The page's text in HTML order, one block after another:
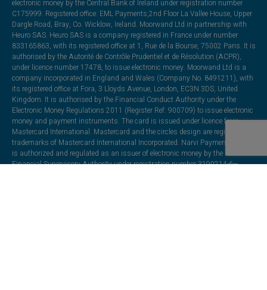
electronic money by the Central Bank of Ireland under registration number
C175999. Registered office: EML Payments,2nd Floor La Vallee House, Upper
Dargle Road, Bray, Co. Wicklow, Ireland. Moorwand Ltd in partnership with
Heuro SAS. Heuro SAS is a company registered in France under number
833165863, with its registered office at 1, Rue de la Bourse, 75002 Paris. It is
authorised by the Autorité de Contrôle Prudentiel et de Résolution (ACPR),
under licence number 17478, to issue electronic money. Moorwand Ltd is a
company incorporated in England and Wales (Company No. 8491211), with
its registered office at Fora, 3 Lloyds Avenue, London, EC3N 3DS, United
Kingdom. It is authorised by the Financial Conduct Authority under the
Electronic Money Regulations 2011 (Register Ref: 900709) to issue electronic
money and payment instruments. The card is issued under licence from
Mastercard International. Mastercard and the circles design are registered
trademarks of Mastercard International Incorporated. Narvi Payments Oy Ab
is authorized and regulated as an issuer of electronic money by the Finnish
Financial Supervisory Authority under registration number 3190214-6—